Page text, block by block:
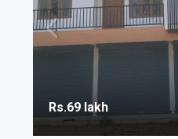
Rs.69 lakh